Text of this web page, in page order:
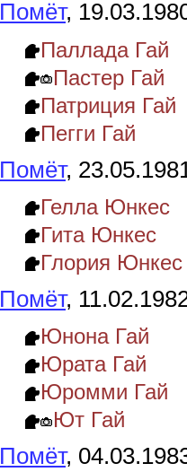
Помёт,
Паллада Гай
Пастер Гай
Патриция Гай
Пегги Гай
Помёт,
Гелла Юнкес
Гита Юнкес
Глория Юнкес
Помёт,
Юнона Гай
Юрата Гай
Юромми Гай
Ют Гай
Помёт,